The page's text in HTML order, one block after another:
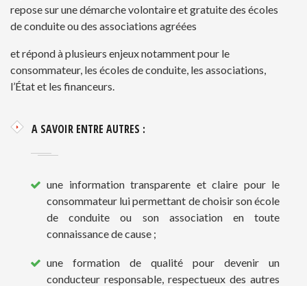
repose sur une démarche volontaire et gratuite des écoles
de conduite ou des associations agréées
et répond à plusieurs enjeux notamment pour le
consommateur, les écoles de conduite, les associations,
l’État et les financeurs.
A SAVOIR ENTRE AUTRES :
une information transparente et claire pour le
consommateur lui permettant de choisir son école
de conduite ou son association en toute
connaissance de cause ;
une formation de qualité pour devenir un
conducteur responsable, respectueux des autres